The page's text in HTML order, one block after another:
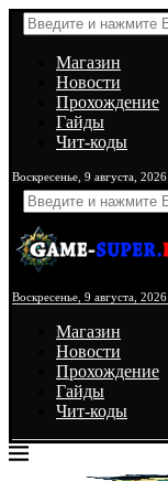
Магазин
Новости
Прохождение
Гайды
Чит-коды
Воскресенье, 9 августа, 2026
Воскресенье, 9 августа, 2026
Магазин
Новости
Прохождение
Гайды
Чит-коды